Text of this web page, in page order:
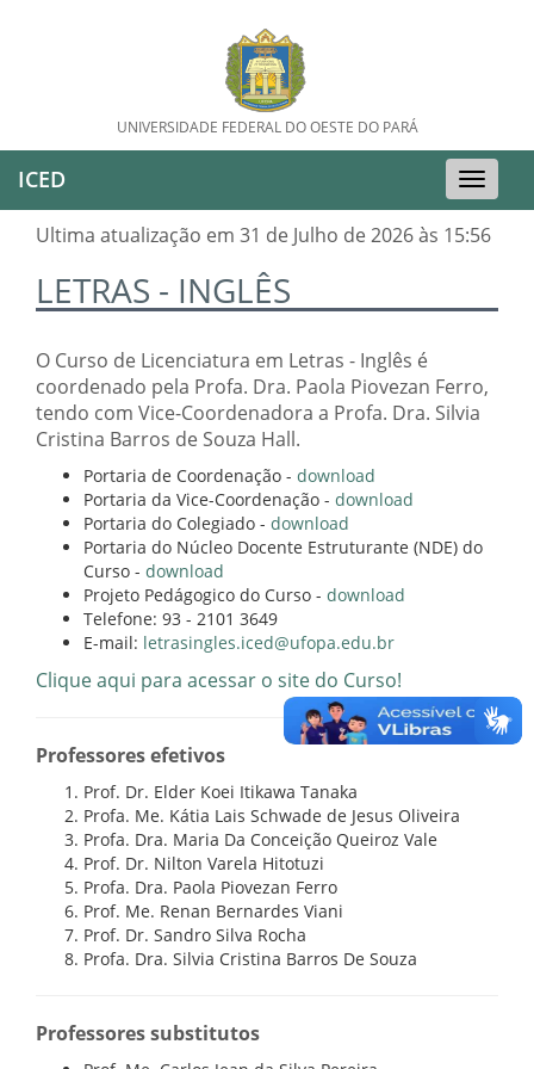
UNIVERSIDADE FEDERAL DO OESTE DO PARÁ
Toggle
ICED
Ultima atualização em 31 de Julho de 2026 às 15:56
LETRAS - INGLÊS
O Curso de Licenciatura em Letras - Inglês é
coordenado pela Profa. Dra. Paola Piovezan Ferro,
tendo com Vice-Coordenadora a Profa. Dra. Silvia
Cristina Barros de Souza Hall.
Portaria de Coordenação - download
Portaria da Vice-Coordenação - download
Portaria do Colegiado - download
Portaria do Núcleo Docente Estruturante (NDE) do
Curso - download
Projeto Pedágogico do Curso - download
Telefone: 93 - 2101 3649
E-mail: letrasingles.iced@ufopa.edu.br
Clique aqui para acessar o site do Curso!
Professores efetivos
Prof. Dr. Elder Koei Itikawa Tanaka
Profa. Me. Kátia Lais Schwade de Jesus Oliveira
Profa. Dra. Maria Da Conceição Queiroz Vale
Prof. Dr. Nilton Varela Hitotuzi
Profa. Dra. Paola Piovezan Ferro
Prof. Me. Renan Bernardes Viani
Prof. Dr. Sandro Silva Rocha
Profa. Dra. Silvia Cristina Barros De Souza
Professores substitutos